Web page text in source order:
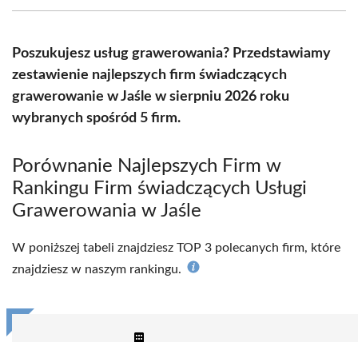
(Twitter)
Poszukujesz usług grawerowania? Przedstawiamy
zestawienie najlepszych firm świadczących
grawerowanie w Jaśle w sierpniu 2026 roku
wybranych spośród 5 firm.
Porównanie Najlepszych Firm w
Rankingu Firm świadczących Usługi
Grawerowania w Jaśle
W poniższej tabeli znajdziesz TOP 3 polecanych firm, które
znajdziesz w naszym rankingu.